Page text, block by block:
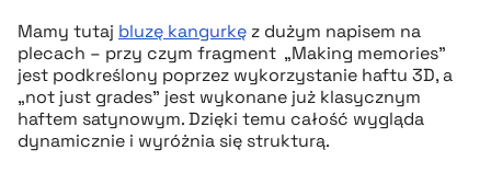
Mamy tutaj bluzę kangurkę z dużym napisem na
plecach – przy czym fragment „Making memories”
jest podkreślony poprzez wykorzystanie haftu 3D, a
„not just grades” jest wykonane już klasycznym
haftem satynowym. Dzięki temu całość wygląda
dynamicznie i wyróżnia się strukturą.